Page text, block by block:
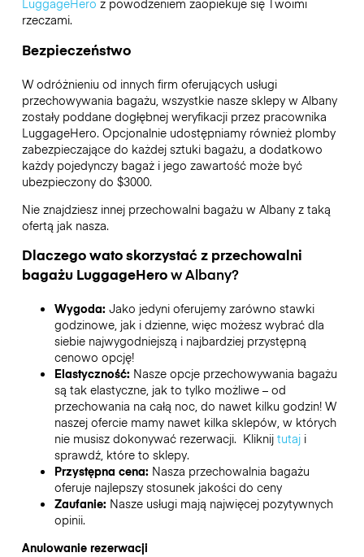
LuggageHero z powodzeniem zaopiekuje się Twoimi
rzeczami.
Bezpieczeństwo
W odróżnieniu od innych firm oferujących usługi
przechowywania bagażu, wszystkie nasze sklepy w Albany
zostały poddane dogłębnej weryfikacji przez pracownika
LuggageHero. Opcjonalnie udostępniamy również plomby
zabezpieczające do każdej sztuki bagażu, a dodatkowo
każdy pojedynczy bagaż i jego zawartość może być
ubezpieczony do $3000.
Nie znajdziesz innej przechowalni bagażu w Albanyz taką
ofertą jak nasza.
Dlaczego wato skorzystać z przechowalni
bagażu LuggageHerowAlbany?
Wygoda: Jako jedyni oferujemy zarówno stawki
godzinowe, jak i dzienne, więc możesz wybrać dla
siebie najwygodniejszą i najbardziej przystępną
cenowo opcję!
Elastyczność: Nasze opcje przechowywania bagażu
są tak elastyczne, jak to tylko możliwe – od
przechowania na całą noc, do nawet kilku godzin! W
naszej ofercie mamy nawet kilka sklepów, w których
nie musisz dokonywać rezerwacji. Kliknij tutaji
sprawdź, które to sklepy.
Przystępna cena: Nasza przechowalnia bagażu
oferuje najlepszy stosunek jakości do ceny
Zaufanie: Nasze usługi mają najwięcej pozytywnych
opinii.
Anulowanie rezerwacji